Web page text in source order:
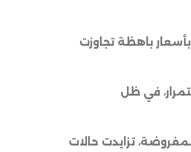
باهظة تجاوزت
في ظل
تزايدت حالات